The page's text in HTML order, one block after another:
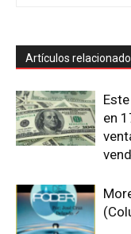
Artículos
en